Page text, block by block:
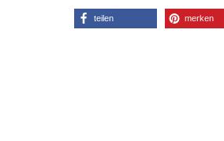
teilen merken